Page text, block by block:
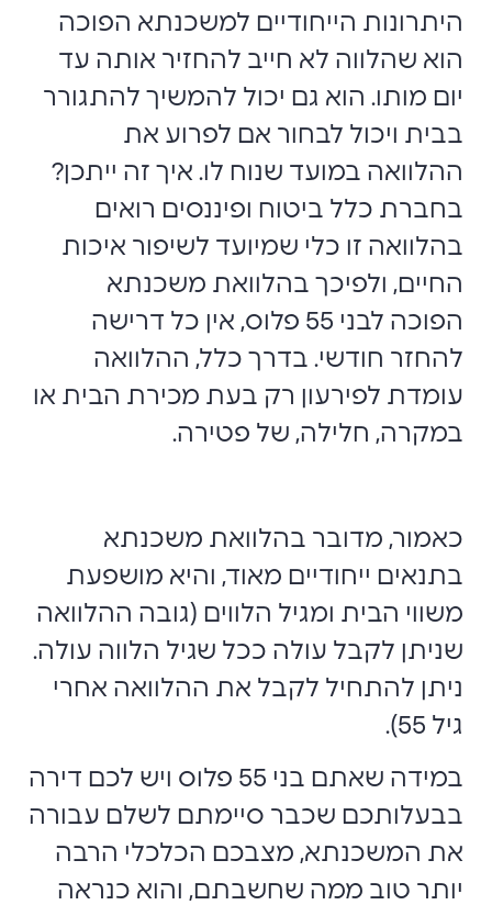
היתרונות הייחודיים למשכנתא הפוכה
הוא שהלווה לא חייב להחזיר אותה עד
יום מותו. הוא גם יכול להמשיך להתגורר
בבית ויכול לבחור אם לפרוע את
ההלוואה במועד שנוח לו. איך זה ייתכן?
בחברת כלל ביטוח ופיננסים רואים
בהלוואה זו כלי שמיועד לשיפור איכות
החיים, ולפיכך בהלוואת משכנתא
הפוכה לבני 55 פלוס, אין כל דרישה
להחזר חודשי. בדרך כלל, ההלוואה
עומדת לפירעון רק בעת מכירת הבית או
במקרה, חלילה, של פטירה.
כאמור, מדובר בהלוואת משכנתא
בתנאים ייחודיים מאוד, והיא מושפעת
משווי הבית ומגיל הלווים (גובה ההלוואה
שניתן לקבל עולה ככל שגיל הלווה עולה.
ניתן להתחיל לקבל את ההלוואה אחרי
גיל 55).
במידה שאתם בני 55 פלוס ויש לכם דירה
בבעלותכם שכבר סיימתם לשלם עבורה
את המשכנתא, מצבכם הכלכלי הרבה
יותר טוב ממה שחשבתם, והוא כנראה